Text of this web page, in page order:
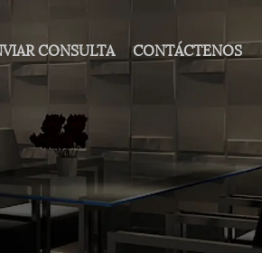
CONSULTA CONTÁCTENOS